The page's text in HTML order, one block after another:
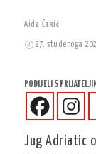
Aida Čakić
27. studenoga
PODIJELI S
Jug Adriatic